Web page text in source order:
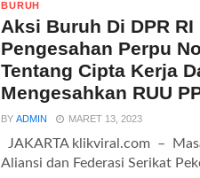
BURUH
Aksi Buruh Di DPR RI
Pengesahan Perpu
Tentang Cipta Kerja
Mengesahkan RUU
BYADMIN MARET 13, 2023
JAKARTA klikviral.com –
Aliansi dan Federasi Serikat